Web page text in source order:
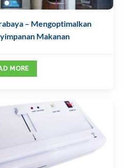
– Mengoptimalkan
Makanan
MORE